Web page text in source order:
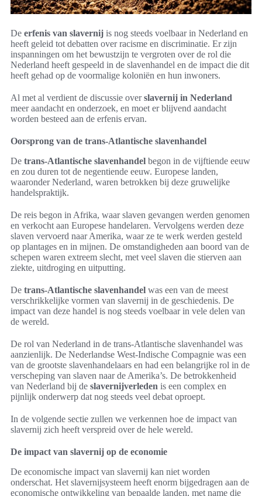
De erfenis van slavernij is nog steeds voelbaar in Nederland en
heeft geleid tot debatten over racisme en discriminatie. Er zijn
inspanningen om het bewustzijn te vergroten over de rol die
Nederland heeft gespeeld in de slavenhandel en de impact die dit
heeft gehad op de voormalige koloniën en hun inwoners.
Al met al verdient de discussie overslavernij in Nederland
meer aandacht en onderzoek, en moet er blijvend aandacht
worden besteed aan de erfenis ervan.
Oorsprong van de trans-Atlantische slavenhandel
De trans-Atlantische slavenhandel begon in de vijftiende eeuw
en zou duren tot de negentiende eeuw. Europese landen,
waaronder Nederland, waren betrokken bij deze gruwelijke
handelspraktijk.
De reis begon in Afrika, waar slaven gevangen werden genomen
en verkocht aan Europese handelaren. Vervolgens werden deze
slaven vervoerd naar Amerika, waar ze te werk werden gesteld
op plantages en in mijnen. De omstandigheden aan boord van de
schepen waren extreem slecht, met veel slaven die stierven aan
ziekte, uitdroging en uitputting.
De trans-Atlantische slavenhandel was een van de meest
verschrikkelijke vormen van slavernij in de geschiedenis. De
impact van deze handel is nog steeds voelbaar in vele delen van
de wereld.
De rol van Nederland in de trans-Atlantische slavenhandel was
aanzienlijk. De Nederlandse West-Indische Compagnie was een
van de grootste slavenhandelaars en had een belangrijke rol in de
verscheping van slaven naar de Amerika’s. De betrokkenheid
van Nederland bij de slavernijverleden is een complex en
pijnlijk onderwerp dat nog steeds veel debat oproept.
In de volgende sectie zullen we verkennen hoe de impact van
slavernij zich heeft verspreid over de hele wereld.
De impact van slavernij op de economie
De economische impact van slavernij kan niet worden
onderschat. Het slavernijsysteem heeft enorm bijgedragen aan de
economische ontwikkeling van bepaalde landen, met name die